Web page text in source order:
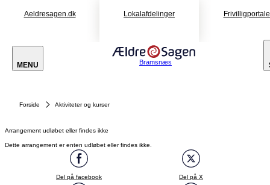
Aeldresagen.dk Lokalafdelinger
MENU Bramsnæs
Forside Aktiviteter og kurser
Arrangement udløbet eller findes ikke
Dette arrangement er enten udløbet eller findes ikke.
Del på facebook Del på X